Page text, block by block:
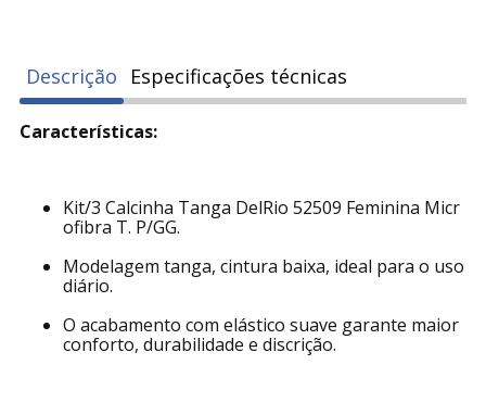
Descrição Especificações técnicas
Características:
Kit/3 Calcinha Tanga DelRio 52509 Feminina Micr
ofibra T. P/GG.
Modelagem tanga, cintura baixa, ideal para o uso
diário.
O acabamento com elástico suave garante maior
conforto, durabilidade e discrição.